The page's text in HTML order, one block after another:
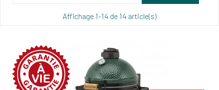
Affichage 1-14 de 14 article(s)